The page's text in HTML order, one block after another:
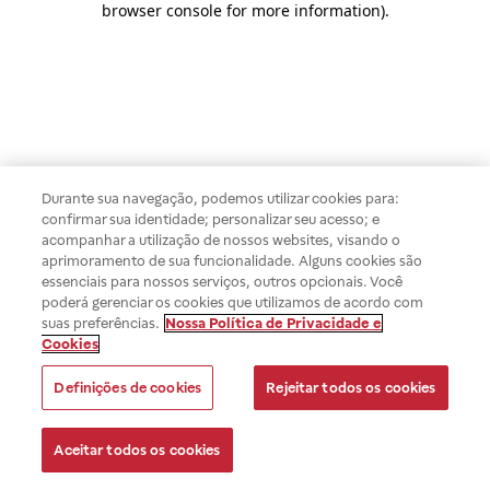
browser console for more information).
Durante sua navegação, podemos utilizar cookies para:
confirmar sua identidade; personalizar seu acesso; e
acompanhar a utilização de nossos websites, visando o
aprimoramento de sua funcionalidade. Alguns cookies são
essenciais para nossos serviços, outros opcionais. Você
poderá gerenciar os cookies que utilizamos de acordo com
suas preferências. Nossa Política de Privacidade e
Cookies
Definições de cookies Rejeitar todos os cookies
Aceitar todos os cookies